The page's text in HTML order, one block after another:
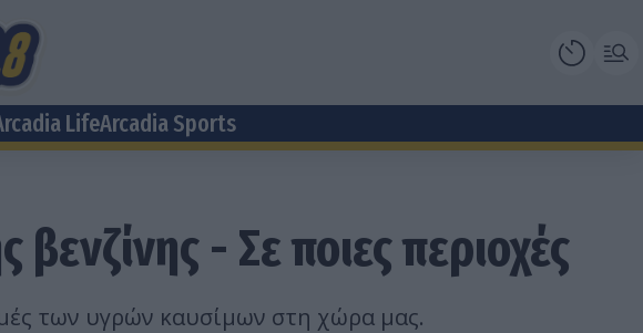
LifeArcadia Sports
- Σε ποιες περιοχές
των υγρών καυσίμων στη χώρα μας.